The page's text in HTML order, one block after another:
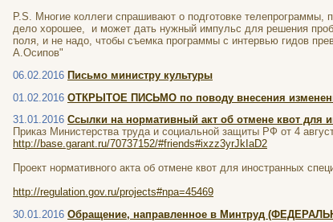
P.S. Многие коллеги спрашивают о подготовке
дело хорошее, и может дать нужный импульс для решения
поля, и не надо, чтобы съемка программы с интервью гидов
А.Осипов"
06.02.2016 Письмо министру культуры
01.02.2016 ОТКРЫТОЕ ПИСЬМО по поводу внесения
31.01.2016 Ссылки на нормативный акт об отмене квот для
Приказ Министерства труда и социальной защиты РФ от 4
http://base.garant.ru/70737152/#friends#ixzz3yrJkIaD2
Проект нормативного акта об отмене квот для иностранных
http://regulation.gov.ru/projects#npa=45469
30.01.2016 Обращение, направленное в Минтруд